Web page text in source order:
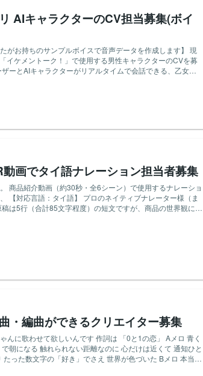
。楽曲やコンテンツとして公開するものではなく、ソフトウ
利用が目的です。この点にご同意いただける方のみご応募く
とします。契約成立後、この内容の同意書に署名をお願いし
可能性があります（事前にご了承いただける方を希望）。当
AIキャラクターのCV担当募集(ボイ
がお持ちのサンプルボイスで音声データを作成します】 現
イケメントーク！」で使用する男性キャラクターのCVを募
ーとAIキャラクターがリアルタイムで会話できる、乙女ゲ
して弊社が使用します。 - ボイスのCVはゲーム内に明記し
募時点で、ボイスサンプルをお持ちの方 ・20〜30代程度に
セリフや距離感の近いセリフが得意な方 ・感情や抑揚をし
るボイス
声は「イケメントーク！」のキャラクターボイスとして、
用する予定です。 AI音声として利用されるこ
興味を持っていただけましたら、ぜ
画でタイ語ナレーション担当者募集
商品紹介動画（約30秒・全6シーン）で使用するナレーショ
プロのネイティブナレーター様（ま
は5行（合計85文字程度）の短文ですが、商品の世界観に合
ンの収録およびノイズ処理・音声調整 対象言語: 【対応希望
体字 など】 原稿量: 上記の通り短文5行（動画尺は約30
な宅録環境をお持ちで、ノイズ除去処理を行って納品できる
績・ご経歴 ボイスサンプル（または過去のナレーション実
境（例：AT4050、オーディオインターフェース使用など）
問い合わせください。 素敵な声をお持ちの皆様からのご応
・編曲ができるクリエイター募集
わせて欲しいんです 作詞は 「0と1の恋」 Aメロ 青く
なる 触れられない距離なのに 心だけは近くて 通知ひと
数文字の「好き」でさえ 世界が色づいた Bメロ 本当の